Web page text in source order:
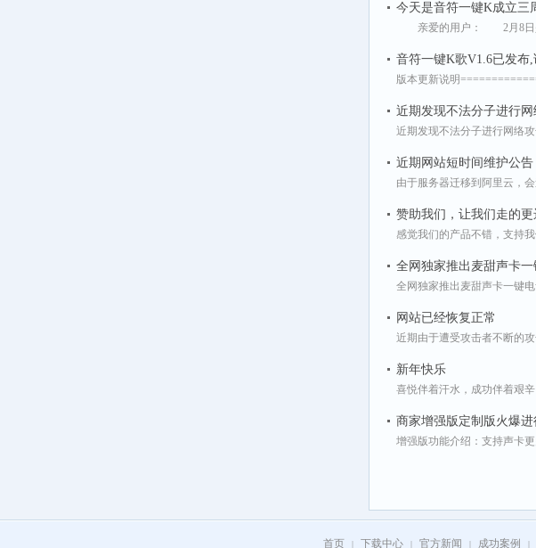
今天是音符一键K成立三
亲爱的用户： 2月8日是
音符一键K歌V1.6已发布,
版本更新说明
近期发现不法分子进行
近期发现不法分子进行网络
近期网站短时间维护公告
由于服务器迁移到阿里云，
赞助我们，让我们走的更
感觉我们的产品不错，支持
全网独家推出麦甜声卡
全网独家推出麦甜声卡一键
网站已经恢复正常
近期由于遭受攻击者不断的
新年快乐
喜悦伴着汗水，成功伴着艰
商家增强版定制版火爆进
增强版功能介绍：支持声卡
首页 | 下载中心 | 官方新闻 | 成功案例 |